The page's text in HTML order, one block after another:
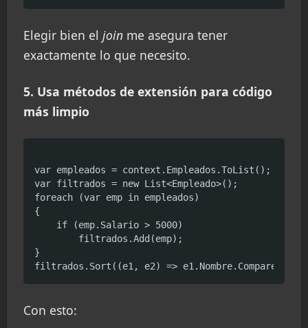
Elegir bien el join me asegura tener
exactamente lo que necesito.
5. Usa métodos de extensión para código
más limpio
var empleados = context.Empleados.ToList();
var filtrados = new List<Empleado>();
foreach (var emp in empleados)
{
    if (emp.Salario > 5000)
        filtrados.Add(emp);
}
Con esto: